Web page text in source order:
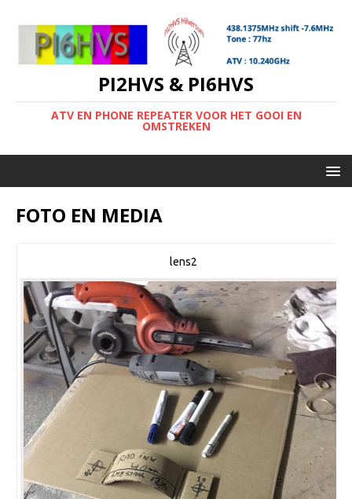
PI2HVS & PI6HVS
ATV EN PHONE REPEATER VOOR HET GOOI EN
OMSTREKEN
FOTO EN MEDIA
lens2